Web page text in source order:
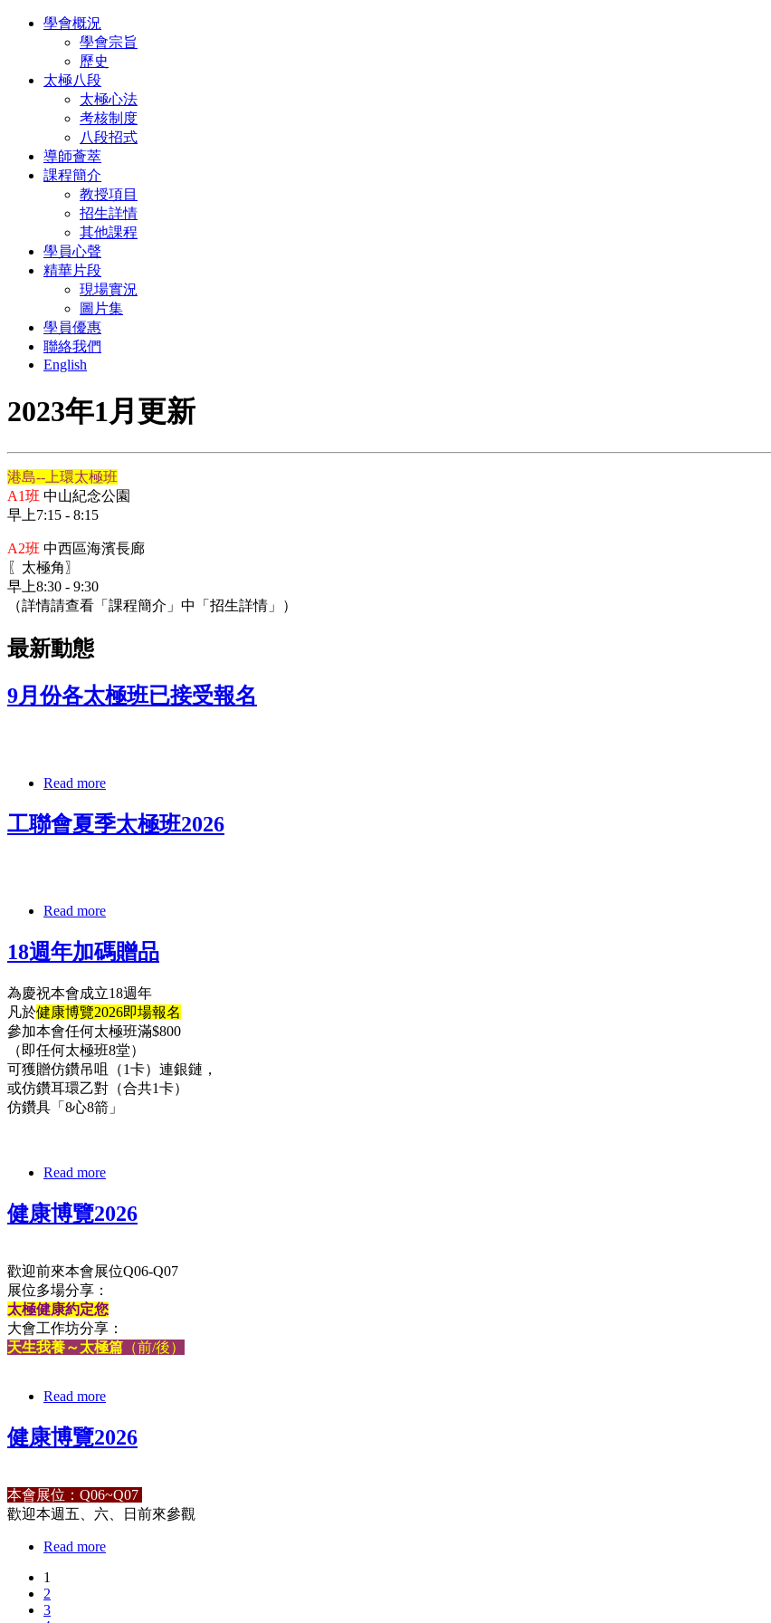
學會概況
學會宗旨
歷史
太極八段
太極心法
考核制度
八段招式
導師薈萃
課程簡介
教授項目
招生詳情
其他課程
學員心聲
精華片段
現場實況
圖片集
學員優惠
聯絡我們
English
2023年1月更新
港島--上環太極班
A1班 中山紀念公園
早上7:15 - 8:15
A2班 中西區海濱長廊
〖太極角〗
早上8:30 - 9:30
（詳情請查看「課程簡介」中「招生詳情」）
最新動態
9月份各太極班已接受報名
Read more
工聯會夏季太極班2026
Read more
18週年加碼贈品
為慶祝本會成立18週年
凡於健康博覽2026即場報名
參加本會任何太極班滿$800
（即任何太極班8堂）
可獲贈仿鑽吊咀（1卡）連銀鏈，
或仿鑽耳環乙對（合共1卡）
仿鑽具「8心8箭」
Read more
健康博覽2026
歡迎前來本會展位Q06-Q07
展位多場分享：
太極健康約定您
大會工作坊分享：
天生我養～太極篇 （前/後）
Read more
健康博覽2026
本會展位：Q06~Q07
歡迎本週五、六、日前來參觀
Read more
1
2
3